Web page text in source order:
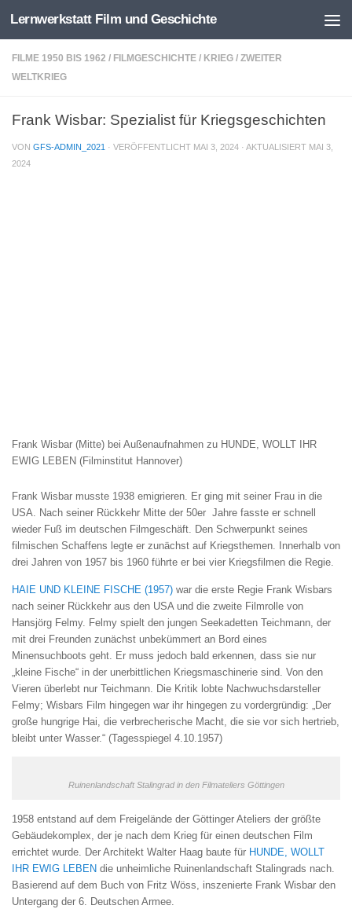
Zum Inhalt springen
Lernwerkstatt Film und Geschichte
FILME 1950 BIS 1962 / FILMGESCHICHTE / KRIEG / ZWEITER
WELTKRIEG
Frank Wisbar: Spezialist für Kriegsgeschichten
VON GFS-ADMIN_2021 · VERÖFFENTLICHT MAI 3, 2024 · AKTUALISIERT MAI 3,
2024
Frank Wisbar (Mitte) bei Außenaufnahmen zu HUNDE, WOLLT IHR
EWIG LEBEN (Filminstitut Hannover)
Frank Wisbar musste 1938 emigrieren. Er ging mit seiner Frau in die
USA. Nach seiner Rückkehr Mitte der 50er Jahre fasste er schnell
wieder Fuß im deutschen Filmgeschäft. Den Schwerpunkt seines
filmischen Schaffens legte er zunächst auf Kriegsthemen. Innerhalb von
drei Jahren von 1957 bis 1960 führte er bei vier Kriegsfilmen die Regie.
HAIE UND KLEINE FISCHE (1957) war die erste Regie Frank Wisbars
nach seiner Rückkehr aus den USA und die zweite Filmrolle von
Hansjörg Felmy. Felmy spielt den jungen Seekadetten Teichmann, der
mit drei Freunden zunächst unbekümmert an Bord eines
Minensuchboots geht. Er muss jedoch bald erkennen, dass sie nur
„kleine Fische“ in der unerbittlichen Kriegsmaschinerie sind. Von den
Vieren überlebt nur Teichmann. Die Kritik lobte Nachwuchsdarsteller
Felmy; Wisbars Film hingegen war ihr hingegen zu vordergründig: „Der
große hungrige Hai, die verbrecherische Macht, die sie vor sich hertrieb,
bleibt unter Wasser.“ (Tagesspiegel 4.10.1957)
Ruinenlandschaft Stalingrad in den Filmateliers Göttingen
1958 entstand auf dem Freigelände der Göttinger Ateliers der größte
Gebäudekomplex, der je nach dem Krieg für einen deutschen Film
errichtet wurde. Der Architekt Walter Haag baute für HUNDE, WOLLT
IHR EWIG LEBEN die unheimliche Ruinenlandschaft Stalingrads nach.
Basierend auf dem Buch von Fritz Wöss, inszenierte Frank Wisbar den
Untergang der 6. Deutschen Armee.